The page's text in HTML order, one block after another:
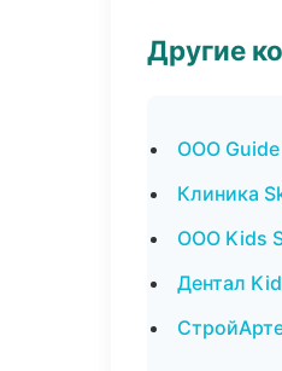
Другие
ООО Guide
Клиника
ООО Kids
Дентал